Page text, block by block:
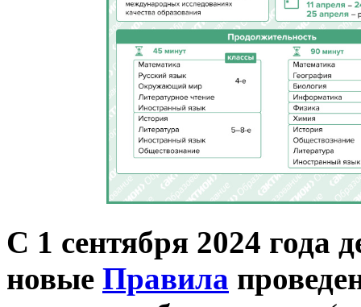
С 1 сентября 2024 года
новые Правила